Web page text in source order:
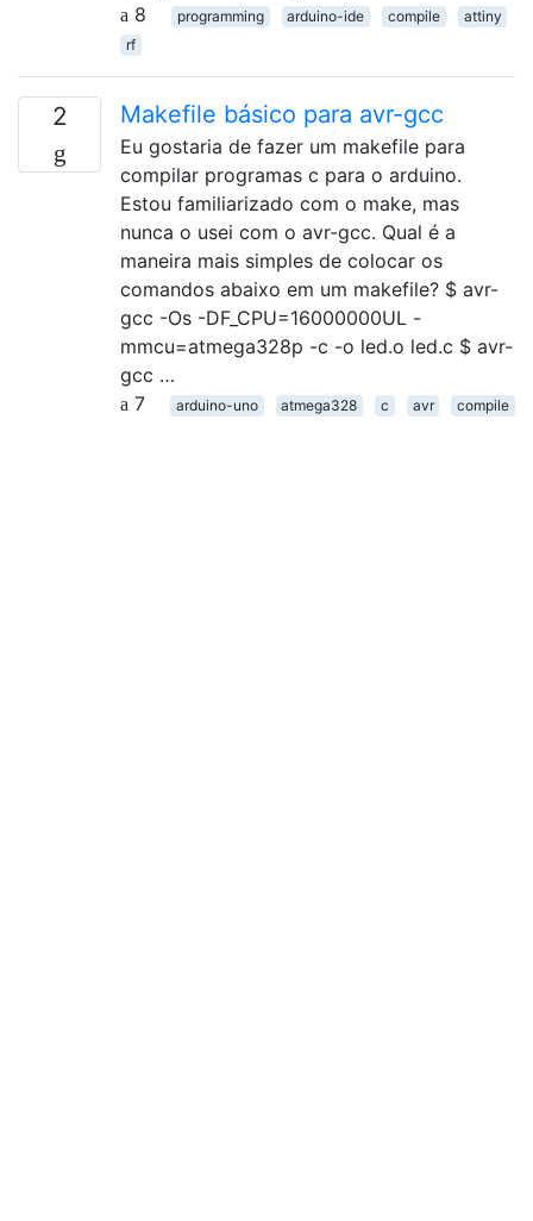
8
programming arduino-ide compile
attiny
rf
2 Makefile básico para avr-gcc
Eu gostaria de fazer um makefile para
compilar programas c para o arduino.
Estou familiarizado com o make, mas
nunca o usei com o avr-gcc. Qual é a
maneira mais simples de colocar os
comandos abaixo em um makefile? $ avr-
gcc -Os -DF_CPU=16000000UL -
mmcu=atmega328p -c -o led.o led.c $ avr-
gcc …
7
arduino-uno atmega328 c avr compile